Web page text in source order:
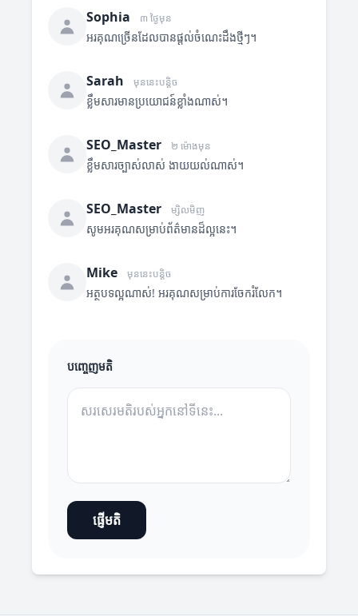
Sophia ៣ ថ្ងៃមុន
អរគុណច្រើនដែលបានផ្តល់ចំណេះដឹងថ្មីៗ។
Sarah មុននេះបន្តិច
ខ្លឹមសារមានប្រយោជន៍ខ្លាំងណាស់។
SEO_Master ២ ម៉ោងមុន
ខ្លឹមសារច្បាស់លាស់ ងាយយល់ណាស់។
SEO_Master ម្សិលមិញ
សូមអរគុណសម្រាប់ព័ត៌មានដ៏ល្អនេះ។
Mike មុននេះបន្តិច
អត្ថបទល្អណាស់! អរគុណសម្រាប់ការចែករំលែក។
បញ្ចេញមតិ
ផ្ញើមតិ